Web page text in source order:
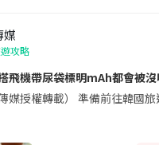
媒
攻略
飛機帶尿袋標明mAh都會被
傳媒授權轉載） 準備前往韓